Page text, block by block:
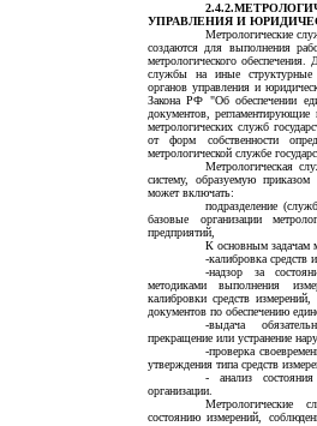
УПРАВЛЕНИЯ И
Метрологические
создаются для выполнения
метрологического
службы на иные структурные
органов управления и
Закона РФ "Об обеспечении
документов,
метрологических служб
от форм собственности
метрологической службе
Метрологическая
систему, образуемую приказом
может включать:
подразделение
базовые организации
предприятий,
К основным задачам
-калибровка средств
-надзор за
методиками выполнения
калибровки средств
документов по обеспечению
-выдача
прекращение или устранение
-проверка
утверждения типа средств
- анализ
организации.
Метрологические
состоянию измерений,